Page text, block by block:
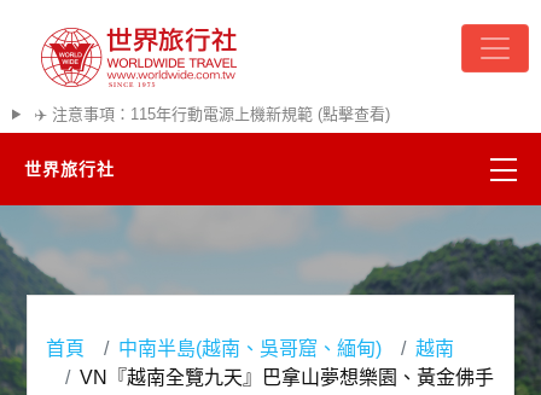
✈️ 注意事項：115年行動電源上機新規範 (點擊查看)
世界旅行社
熱門韓國
超夯日本
首頁 中南半島(越南、吳哥窟、緬甸)
越南
VN『越南全覽九天』巴拿山夢想樂園、黃金佛手